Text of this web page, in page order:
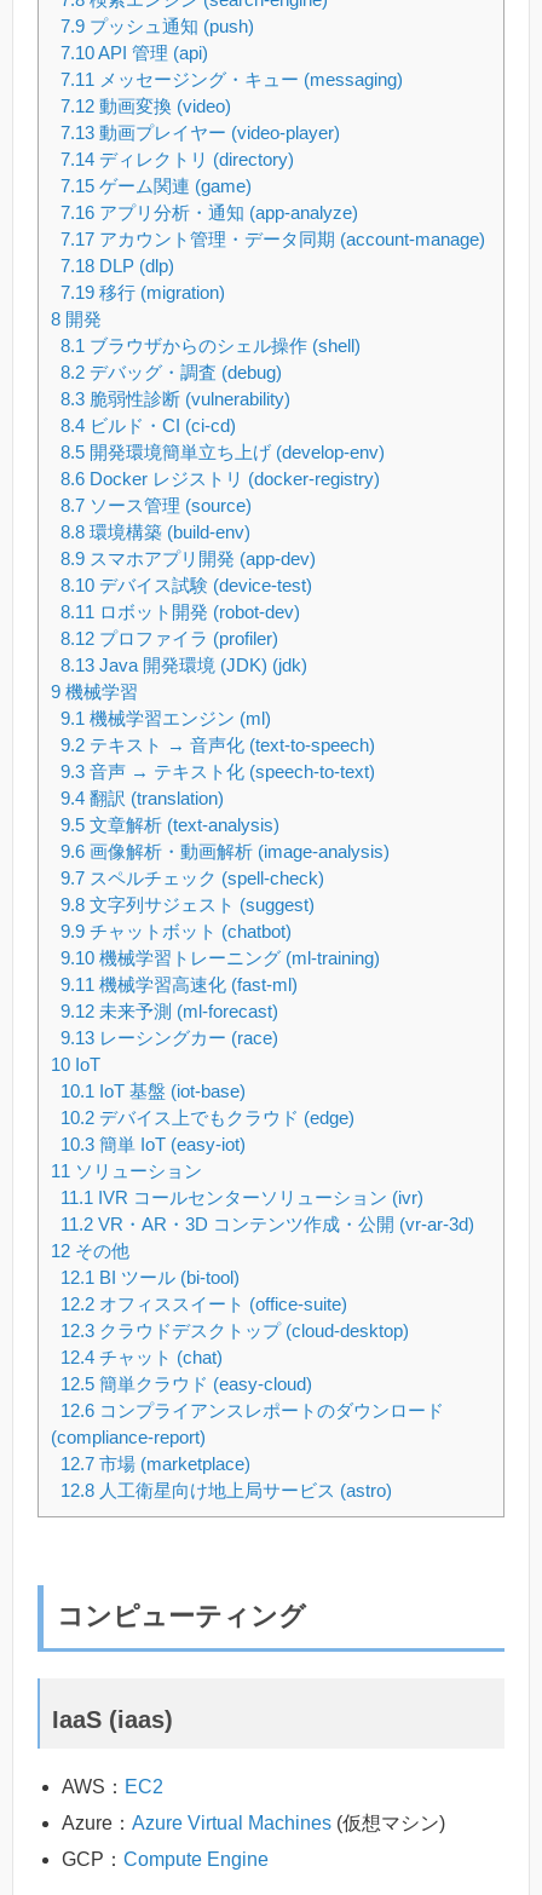
7.9 プッシュ通知 (push)
7.10API 管理 (api)
7.11 メッセージング・キュー (messaging)
7.12 動画変換 (video)
7.13 動画プレイヤー (video-player)
7.14 ディレクトリ (directory)
7.15 ゲーム関連 (game)
7.16 アプリ分析・通知 (app-analyze)
7.17 アカウント管理・データ同期 (account-manage)
7.18 DLP (dlp)
7.19 移行 (migration)
8 開発
8.1 ブラウザからのシェル操作 (shell)
8.2 デバッグ・調査 (debug)
8.3 脆弱性診断 (vulnerability)
8.4 ビルド・CI (ci-cd)
8.5 開発環境簡単立ち上げ (develop-env)
8.6 Docker レジストリ (docker-registry)
8.7 ソース管理 (source)
8.8 環境構築 (build-env)
8.9 スマホアプリ開発 (app-dev)
8.10 デバイス試験 (device-test)
8.11 ロボット開発 (robot-dev)
8.12 プロファイラ (profiler)
8.13 Java 開発環境 (JDK) (jdk)
9 機械学習
9.1 機械学習エンジン (ml)
9.2 テキスト → 音声化 (text-to-speech)
9.3 音声 → テキスト化 (speech-to-text)
9.4 翻訳 (translation)
9.5 文章解析 (text-analysis)
9.6 画像解析・動画解析 (image-analysis)
9.7 スペルチェック (spell-check)
9.8 文字列サジェスト (suggest)
9.9 チャットボット (chatbot)
9.10 機械学習トレーニング (ml-training)
9.11 機械学習高速化 (fast-ml)
9.12 未来予測 (ml-forecast)
9.13 レーシングカー (race)
10 IoT
10.1 IoT 基盤 (iot-base)
10.2 デバイス上でもクラウド (edge)
10.3 簡単 IoT (easy-iot)
11 ソリューション
11.1 IVR コールセンターソリューション (ivr)
11.2 VR・AR・3D コンテンツ作成・公開 (vr-ar-3d)
12 その他
12.1 BI ツール (bi-tool)
12.2 オフィススイート (office-suite)
12.3 クラウドデスクトップ (cloud-desktop)
12.4 チャット (chat)
12.5 簡単クラウド (easy-cloud)
12.6 コンプライアンスレポートのダウンロード
(compliance-report)
12.7 市場 (marketplace)
12.8 人工衛星向け地上局サービス (astro)
コンピューティング
IaaS (iaas)
AWS： EC2
Azure： Azure Virtual Machines (仮想マシン)
GCP： Compute Engine